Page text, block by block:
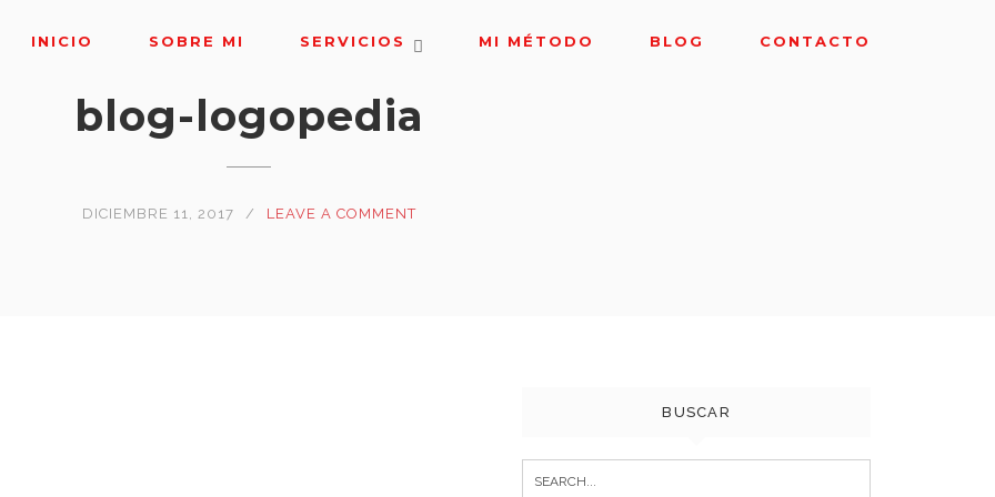
INICIO SOBRE MI SERVICIOS MI MÉTODO BLOG CONTACTO
blog-logopedia
DICIEMBRE 11, 2017 LEAVE A COMMENT
BUSCAR